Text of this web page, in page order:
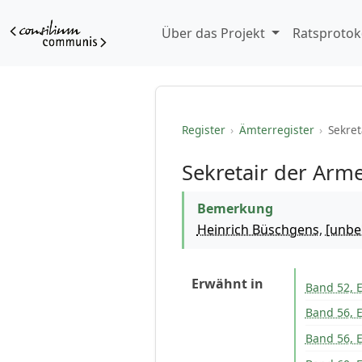
Über das Projekt
Register › Ämterregister ›
Sekretair der
Bemerkung
Heinrich Büschgens,
Erwähnt in Band 52,
Band 56,
Band 56,